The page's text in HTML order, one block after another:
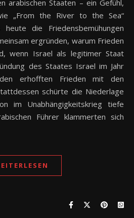
arabischen Staaten – ein Gefühl,
„From the River to the Sea“
die Friedensbemühungen
ergründen, warum Frieden
wenn Israel als legitimer Staat
des Staates Israel im Jahr
erhofften Frieden mit den
schürte die Niederlage
im Unabhängigkeitskrieg tiefe
Führer klammerten sich